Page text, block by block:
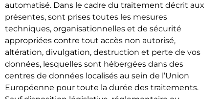
automatisé. Dans le cadre du traitement décrit aux
présentes, sont prises toutes les mesures
techniques, organisationnelles et de sécurité
appropriées contre tout accès non autorisé,
altération, divulgation, destruction et perte de vos
données, lesquelles sont hébergées dans des
centres de données localisés au sein de l’Union
Européenne pour toute la durée des traitements.